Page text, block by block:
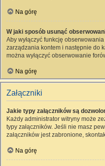
Na górę
W jaki sposób usunąć
Aby wyłączyć funkcję
zarządzania kontem i następnie do
można wyłączyć obserwowanie
Na górę
Załączniki
Jakie typy załączników są
Każdy administrator witryny może
typy załączników. Jeśli nie masz
załączników jest zabronione,
Na górę